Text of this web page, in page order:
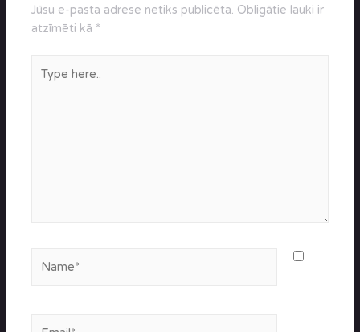
Jūsu e-pasta adrese netiks publicēta. Obligātie lauki ir
atzīmēti kā *
here..